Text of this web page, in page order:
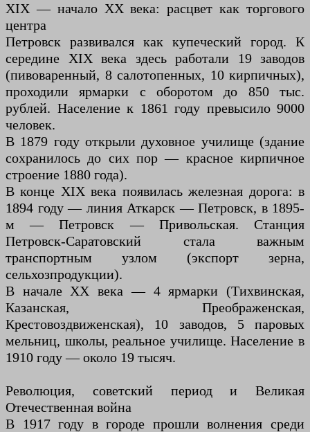
XIX — начало XX века: расцвет как торгового
центра
Петровск развивался как купеческий город. К
середине XIX века здесь работали 19 заводов
(пивоваренный, 8 салотопенных, 10 кирпичных),
проходили ярмарки с оборотом до 850 тыс.
рублей. Население к 1861 году превысило 9000
человек.
В 1879 году открыли духовное училище (здание
сохранилось до сих пор — красное кирпичное
строение 1880 года).
В конце XIX века появилась железная дорога: в
1894 году — линия Аткарск — Петровск, в 1895-
м — Петровск — Привольская. Станция
Петровск-Саратовский стала важным
транспортным узлом (экспорт зерна,
сельхозпродукции).
В начале XX века — 4 ярмарки (Тихвинская,
Казанская, Преображенская,
Крестовоздвиженская), 10 заводов, 5 паровых
мельниц, школы, реальное училище. Население в
1910 году — около 19 тысяч.
Революция, советский период и Великая
Отечественная война
В 1917 году в городе прошли волнения среди